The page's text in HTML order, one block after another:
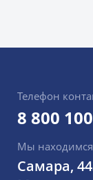
Телефон
8 800
Мы находимся
Самара,